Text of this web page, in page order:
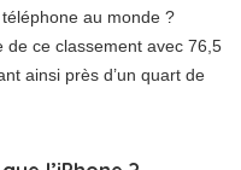
au monde ?
de ce classement avec 76,5
ainsi près d’un quart de